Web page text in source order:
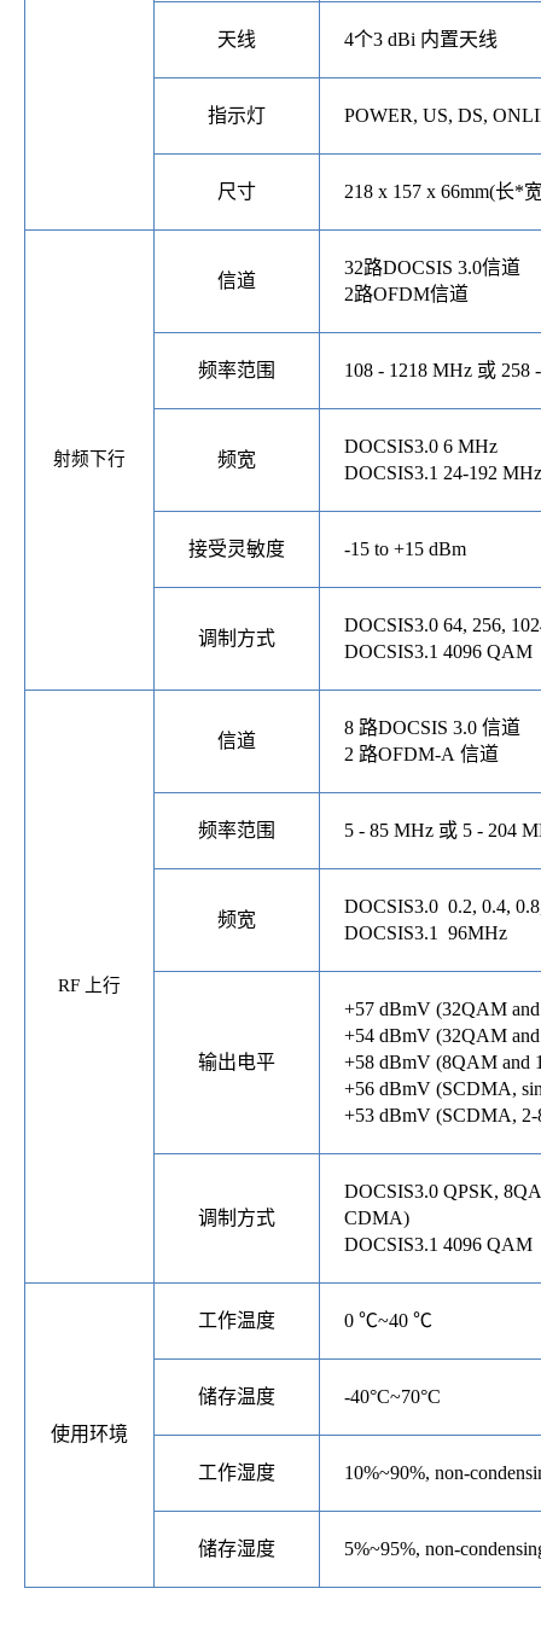
天线 4个3 dBi 内置天线
指示灯 POWER, US, DS,
尺寸 218 x 157 x 66mm(长*
射频下行
信道
32路DOCSIS 3.0信道
2路OFDM信道
频率范围 108 - 1218 MHz 或 258
频宽
DOCSIS3.0 6 MHz
DOCSIS3.1 24-192 MHz
接受灵敏度 -15 to +15 dBm
调制方式
DOCSIS3.0 64, 256,
DOCSIS3.1 4096 QAM
RF 上行
信道
8 路DOCSIS 3.0 信道
2 路OFDM-A 信道
频率范围 5 - 85 MHz 或 5 - 204
频宽
DOCSIS3.0 0.2, 0.4,
DOCSIS3.1 96MHz
输出电平
+57 dBmV (32QAM
+54 dBmV (32QAM
+58 dBmV (8QAM and
+56 dBmV (SCDMA,
+53 dBmV (SCDMA, 2-
调制方式
DOCSIS3.0 QPSK,
CDMA)
DOCSIS3.1 4096 QAM
使用环境
工作温度 0 ℃~40 ℃
储存温度 -40°C~70°C
工作湿度 10%~90%, non-
储存湿度 5%~95%, non-